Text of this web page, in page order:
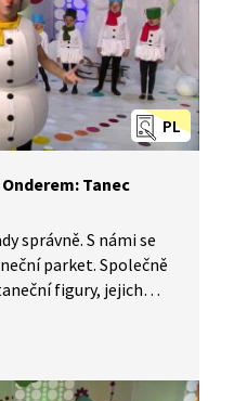
PL
Tanec
správně. S námi se
parket. Společně
figury, jejich
krále či královnu
si ukážeme,